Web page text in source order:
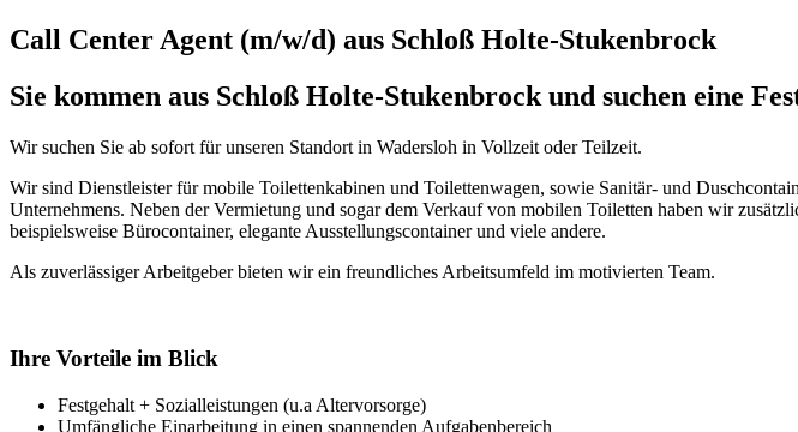
Call Center Agent (m/w/d) aus Schloß Holte-Stukenbrock
Sie kommen aus Schloß Holte-Stukenbrock und suchen eine
Wir suchen Sie ab sofort für unseren Standort in Wadersloh in Vollzeit oder Teilzeit.
Wir sind Dienstleister für mobile Toilettenkabinen und Toilettenwagen, sowie Sanitär- und
Unternehmens. Neben der Vermietung und sogar dem Verkauf von mobilen Toiletten haben wir
beispielsweise Bürocontainer, elegante Ausstellungscontainer und viele andere.
Als zuverlässiger Arbeitgeber bieten wir ein freundliches Arbeitsumfeld im motivierten Team.
Ihre Vorteile im Blick
Festgehalt + Sozialleistungen (u.a Altervorsorge)
Umfängliche Einarbeitung in einen spannenden Aufgabenbereich